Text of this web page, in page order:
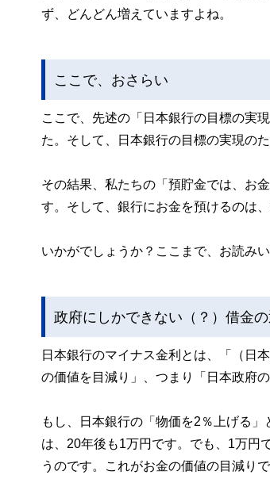
ず、どんどん増えていますよね。
ここで、おさらい
ここで、先述の「日本銀行の目標の実
た。そして、日本銀行の目標の実現の
その結果、私たちの「預貯金では、お
す。そして、銀行にお金を預けるのは
いかがでしょうか？ここまで、お読み
政府にしかできない（？）借金
日本銀行のマイナス金利とは、「（日
の価値を目減り」、つまり「日本政府
もし、日本銀行の「物価を2％上げる
は、20年後も1万円です。でも、1万円
うのです。これがお金の価値の目減りで